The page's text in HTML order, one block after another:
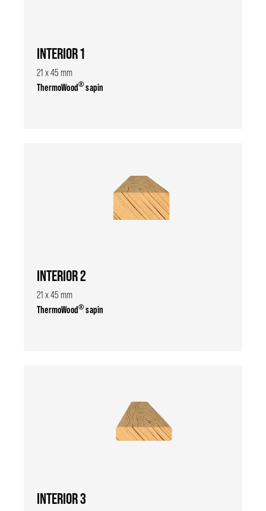
INTERIOR 1
21 x 45 mm
ThermoWood®sapin
INTERIOR 2
21 x 45 mm
ThermoWood®sapin
INTERIOR 3